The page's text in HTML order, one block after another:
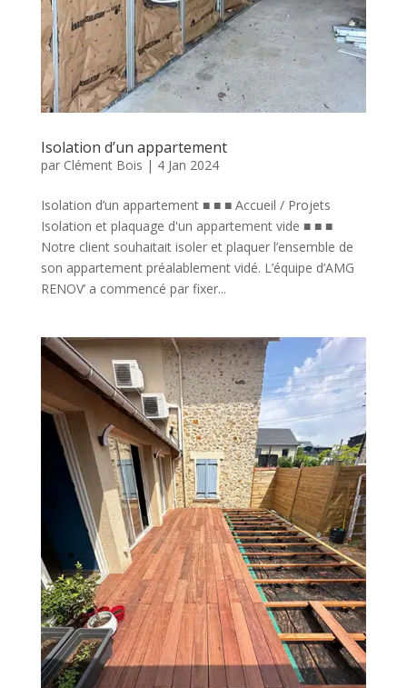
Isolation d’un appartement
par Clément Bois | 4 Jan 2024
Isolation d’un appartement ■ ■ ■ Accueil / Projets
Isolation et plaquage d'un appartement vide ■ ■ ■
Notre client souhaitait isoler et plaquer l’ensemble de
son appartement préalablement vidé. L’équipe d’AMG
RENOV’ a commencé par fixer...